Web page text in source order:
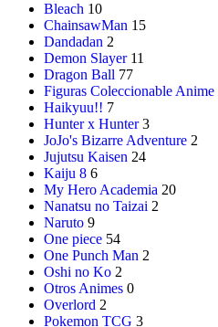
Bleach 10
ChainsawMan 15
Dandadan 2
Demon Slayer 11
Dragon Ball 77
Figuras Coleccionable Anime
Haikyuu!! 7
Hunter x Hunter 3
JoJo's Bizarre Adventure 2
Jujutsu Kaisen 24
Kaiju 8 6
My Hero Academia 20
Nanatsu no Taizai 2
Naruto 9
One piece 54
One Punch Man 2
Oshi no Ko 2
Otros Animes 0
Overlord 2
Pokemon TCG 3